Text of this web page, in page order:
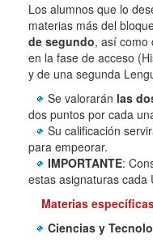
Los alumnos que lo
materias más del
de segundo, así como
en la fase de acceso
y de una segunda
Se valorarán las
dos puntos por cada
Su calificación
para empeorar.
IMPORTANTE:
estas asignaturas cada
Materias
Ciencias y